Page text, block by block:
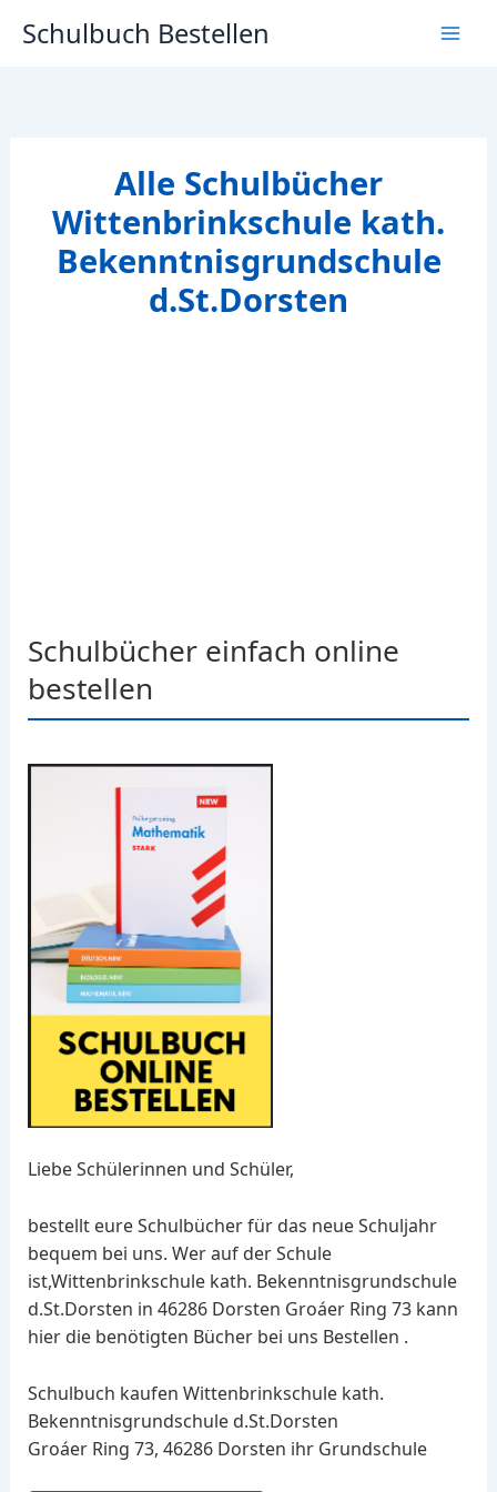
InhaltSchulbuch Bestellen
Alle Schulbücher
Wittenbrinkschule kath.
Bekenntnisgrundschule
d.St.Dorsten
Schulbücher einfach online
bestellen
Liebe Schülerinnen und Schüler,
bestellt eure Schulbücher für das neue Schuljahr
bequem bei uns. Wer auf der Schule
ist,Wittenbrinkschule kath. Bekenntnisgrundschule
d.St.Dorsten in 46286 Dorsten Groáer Ring 73 kann
hier die benötigten Bücher bei uns Bestellen .
Schulbuch kaufen Wittenbrinkschule kath.
Bekenntnisgrundschule d.St.Dorsten
Groáer Ring 73, 46286 Dorsten ihr Grundschule